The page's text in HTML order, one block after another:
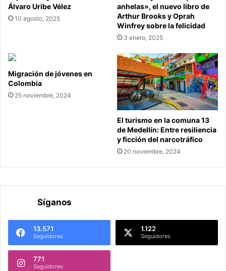
Álvaro Uribe Vélez
10 agosto, 2025
anhelas», el nuevo libro de
Arthur Brooks y Oprah
Winfrey sobre la felicidad
3 enero, 2025
Migración de jóvenes en
Colombia
25 noviembre, 2024
El turismo en la comuna 13
de Medellín: Entre resiliencia
y ficción del narcotráfico
20 noviembre, 2024
Síganos
13.571
Seguidores
1.122
Seguidores
771
Seguidores